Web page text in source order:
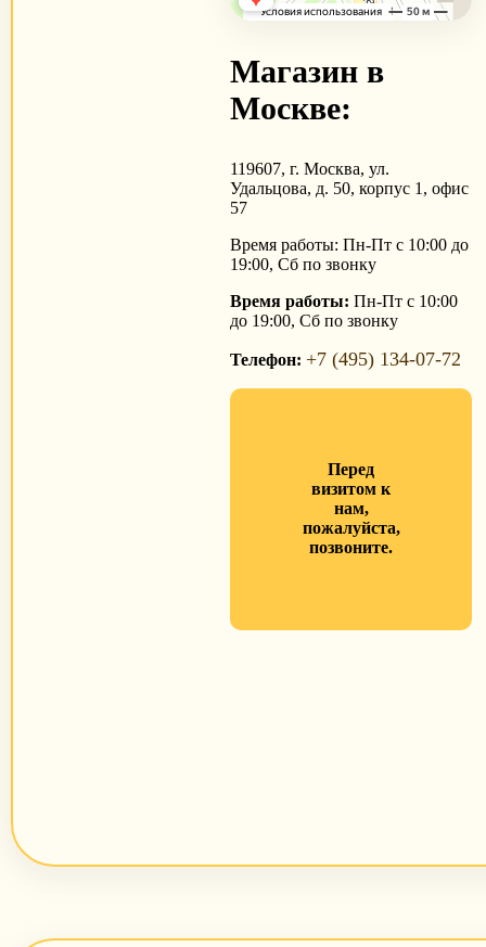
Магазин в
Москве:
119607, г. Москва, ул.
Удальцова, д. 50, корпус 1, офис
57
Время работы: Пн-Пт с 10:00 до
19:00, Сб по звонку
Время работы: Пн-Пт с 10:00
до 19:00, Сб по звонку
Телефон: +7 (495) 134-07-72
Перед
визитом к
нам,
пожалуйста,
позвоните.